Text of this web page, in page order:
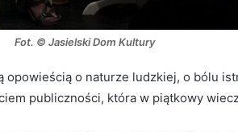
Fot. © Jasielski Dom Kultury
opowieścią o naturze ludzkiej, o bólu
publiczności, która w piątkowy